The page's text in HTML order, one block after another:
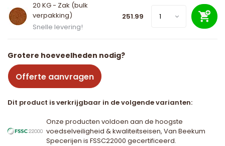
20 KG - Zak (bulk
verpakking)
Snelle levering!
251.99
Grotere hoeveelheden nodig?
Offerte aanvragen
Dit product is verkrijgbaar in de volgende varianten:
Onze producten voldoen aan de hoogste
voedselveiligheid & kwaliteitseisen, Van Beekum
Specerijen is FSSC22000 gecertificeerd.